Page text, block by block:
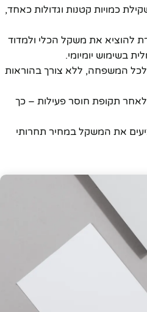
כמויות קטנות וגדולות כאחד,
להוציא את משקל הכלי ולמדוד
בשימוש יומיומי.
לכל המשפחה, ללא צורך בהוראות
לאחר תקופת חוסר פעילות – כך
את המשקל במחיר תחרותי